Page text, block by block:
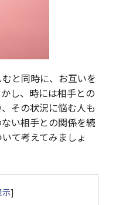
と同時に、お互いを
し、時には相手との
その状況に悩む人も
い相手との関係を続
て考えてみましょ
示]